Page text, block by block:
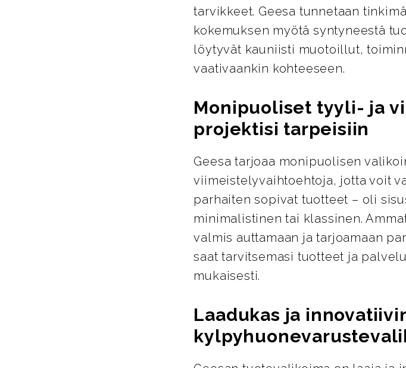
tarvikkeet. Geesa tunnetaan
kokemuksen myötä syntyneestä
löytyvät kauniisti muotoillut,
vaativaankin kohteeseen.
Monipuoliset tyyli- ja
projektisi tarpeisiin
Geesa tarjoaa monipuolisen
viimeistelyvaihtoehtoja, jotta voit
parhaiten sopivat tuotteet – oli
minimalistinen tai klassinen.
valmis auttamaan ja tarjoamaan
saat tarvitsemasi tuotteet ja
mukaisesti.
Laadukas ja